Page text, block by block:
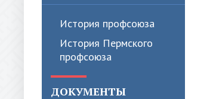
История профсоюза
История Пермского
профсоюза
ДОКУМЕНТЫ